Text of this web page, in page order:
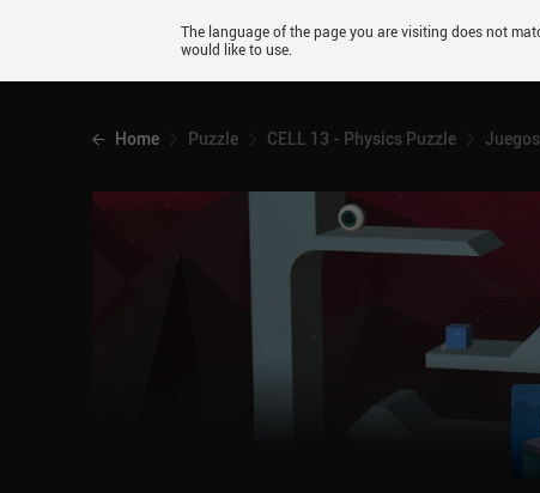
Android
Home Puzzle CELL 13 - Physics Puzzle
The language of the page you are visiting does not
would like to use.